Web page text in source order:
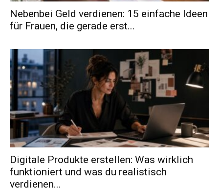
Nebenbei Geld verdienen: 15 einfache Ideen
für Frauen, die gerade erst...
Digitale Produkte erstellen: Was wirklich
funktioniert und was du realistisch
verdienen...